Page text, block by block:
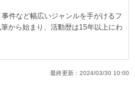
件など幅広いジャンルを手がけるフ
から始まり、活動歴は15年以上にわ
最終更新： 2024/03/30 10:00